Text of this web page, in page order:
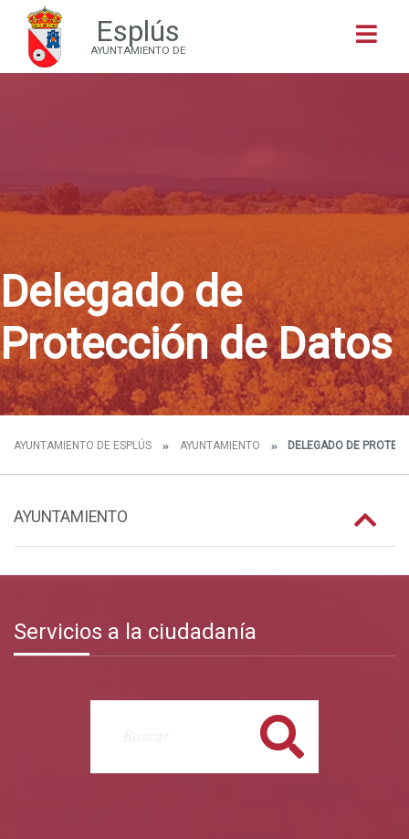
Esplús
AYUNTAMIENTO DE
Delegado de
Protección de Datos
AYUNTAMIENTO DE ESPLÚS AYUNTAMIENTO DELEGADO DE
AYUNTAMIENTO
Servicios a la ciudadanía
Buscar